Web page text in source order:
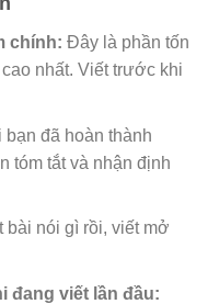
chính: Đây là phần tốn
nhất. Viết trước khi
đã hoàn thành
tóm tắt và nhận định
bài nói gì rồi, viết mở
đang viết lần đầu: